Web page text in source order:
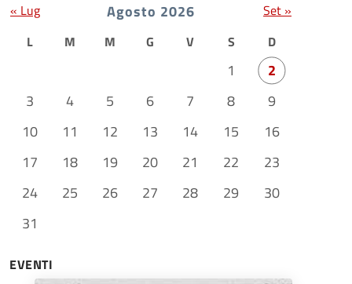
Agosto 2026
L M M G V S D
1
2
3
4 5 6 7 8
9
10
11 12 13 14 15
16
17
18 19 20 21 22
23
24
25 26 27 28 29
30
31
« Lug Set »
EVENTI